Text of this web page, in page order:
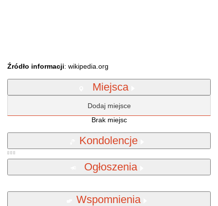
Źródło informacji: wikipedia.org
Miejsca
Dodaj miejsce
Brak miejsc
Kondolencje
Ogłoszenia
Wspomnienia